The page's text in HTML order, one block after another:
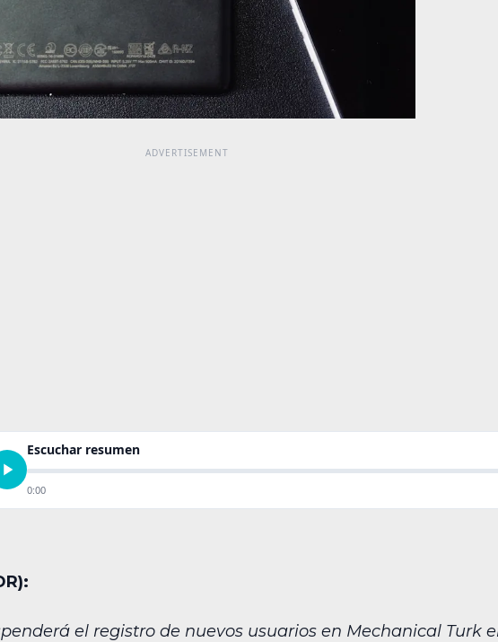
Escuchar resumen
0:00
el registro de nuevos usuarios en Mechanical Turk